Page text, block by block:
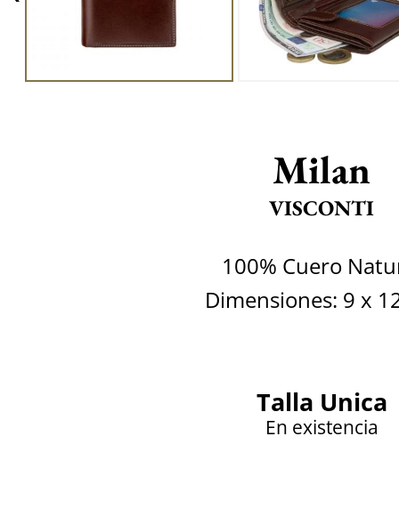
Milan
VISCONTI
100% Cuero
Dimensiones: 9 x
Talla Unica
En existencia